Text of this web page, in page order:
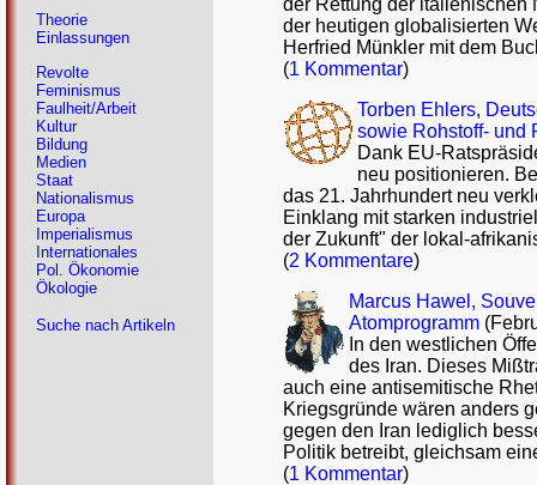
der Rettung der italienischen
der heutigen globalisierten
Herfried Münkler mit dem
(1 Kommentar)
Torben Ehlers,
sowie Rohstoff- und
Dank EU-
neu positionieren.
das 21. Jahrhundert neu
Einklang mit starken
der Zukunft" der lokal-
(2 Kommentare)
Marcus Hawel,
Atomprogramm
In den westlichen
des Iran. Dieses
auch eine antisemitische
Kriegsgründe wären anders
gegen den Iran lediglich
Politik betreibt, gleichsam
(1 Kommentar)
Theorie
Einlassungen
Revolte
Feminismus
Faulheit/Arbeit
Kultur
Bildung
Medien
Staat
Nationalismus
Europa
Imperialismus
Internationales
Pol. Ökonomie
Ökologie
Suche nach Artikeln